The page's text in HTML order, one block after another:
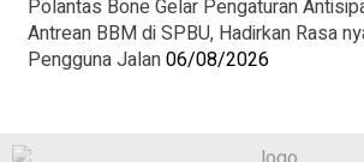
Polantas Bone Gelar Pengaturan
Antrean BBM di SPBU, Hadirkan Rasa
Pengguna Jalan06/08/2026